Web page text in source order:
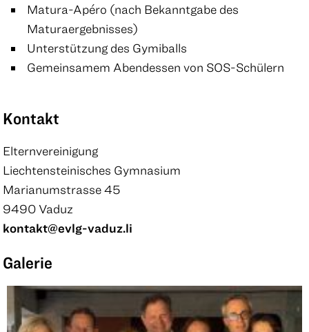
Matura-Apéro (nach Bekanntgabe des
Maturaergebnisses)
Unterstützung des Gymiballs
Gemeinsamem Abendessen von SOS-Schülern
Kontakt
Elternvereinigung
Liechtensteinisches Gymnasium
Marianumstrasse 45
9490 Vaduz
kontakt@evlg-vaduz.li
Galerie